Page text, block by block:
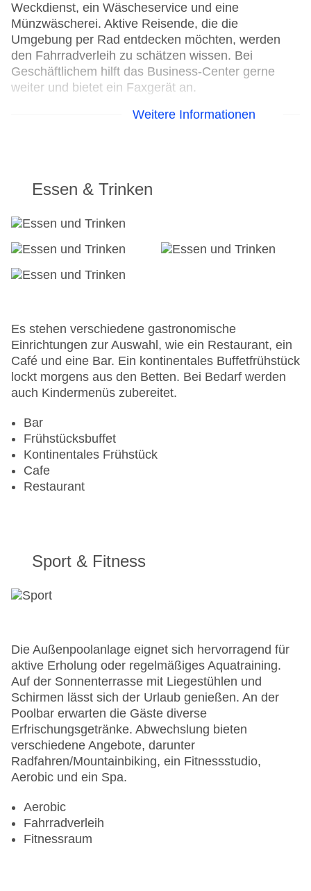
Weckdienst, ein Wäscheservice und eine
Münzwäscherei. Aktive Reisende, die die
Umgebung per Rad entdecken möchten, werden
den Fahrradverleih zu schätzen wissen. Bei
Geschäftlichem hilft das Business-Center gerne
weiter und bietet ein Faxgerät an.
Konferenzraum
Garage
WLAN/WiFi im Hotel
Lift
Anzahl der Aufzüge: 1
Gesamtanzahl der Zimmer: 121
Pools:Outdoor Pool, Sonnenschirme am Pool,
Liegen am Pool
Zahlungsarten: American Express, Diners Club,
Mastercard, Visa
Weitere Informationen
Essen & Trinken
Es stehen verschiedene gastronomische
Einrichtungen zur Auswahl, wie ein Restaurant, ein
Café und eine Bar. Ein kontinentales Buffetfrühstück
lockt morgens aus den Betten. Bei Bedarf werden
auch Kindermenüs zubereitet.
Bar
Frühstücksbuffet
Kontinentales Frühstück
Cafe
Restaurant
Sport & Fitness
Die Außenpoolanlage eignet sich hervorragend für
aktive Erholung oder regelmäßiges Aquatraining.
Auf der Sonnenterrasse mit Liegestühlen und
Schirmen lässt sich der Urlaub genießen. An der
Poolbar erwarten die Gäste diverse
Erfrischungsgetränke. Abwechslung bieten
verschiedene Angebote, darunter
Radfahren/Mountainbiking, ein Fitnessstudio,
Aerobic und ein Spa.
Aerobic
Fahrradverleih
Fitnessraum